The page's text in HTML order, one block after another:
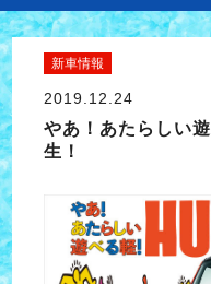
新車情報
2019.12.24
やあ！あたらしい
生！